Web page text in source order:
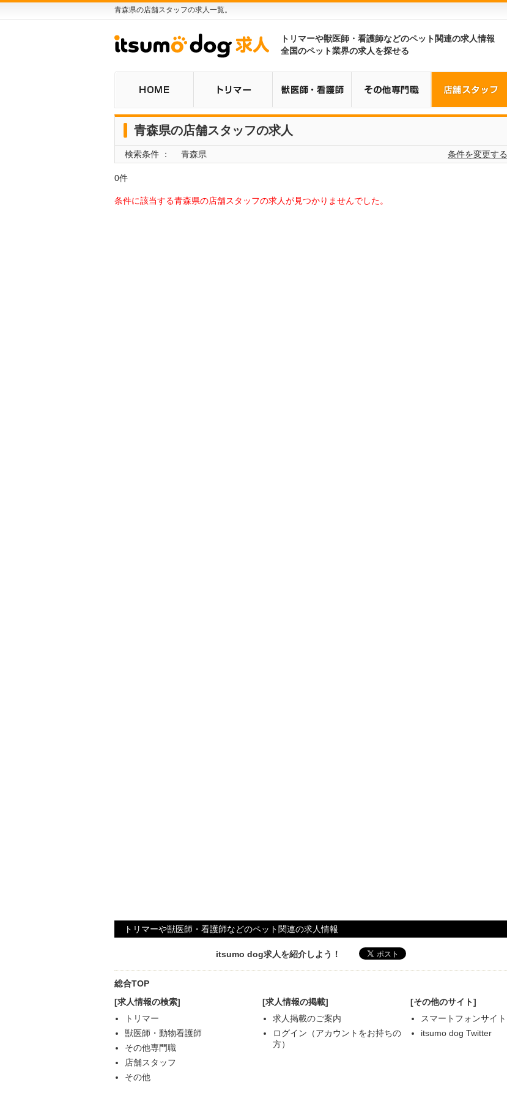
青森県の店舗スタッフの求人一覧。
トリマーや獣医師・看護師などのペット関連の求人情報
全国のペット業界の求人を探せる
青森県の店舗スタッフの求人
検索条件 ： 青森県 条件を変更する
0件
条件に該当する青森県の店舗スタッフの求人が見つかりませんでした。
トリマーや獣医師・看護師などのペット関連の求人情報
itsumo dog求人を紹介しよう！
総合TOP
[求人情報の検索]
トリマー
獣医師・動物看護師
その他専門職
店舗スタッフ
その他
[求人情報の掲載]
求人掲載のご案内
ログイン（アカウントをお持ちの
方）
[その他のサイト]
スマートフォンサイト
itsumo dog Twitter